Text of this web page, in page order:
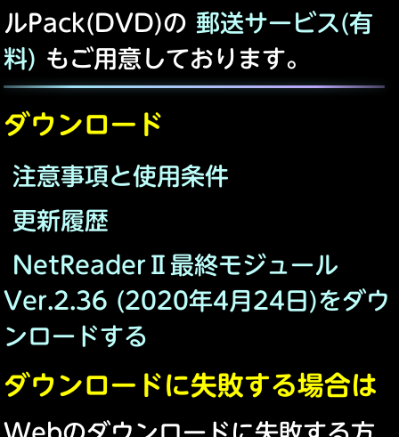
ルPack(DVD)の 郵送サービス(有
料) もご用意しております。
ダウンロード
注意事項と使用条件
更新履歴
NetReaderⅡ最終モジュール
Ver.2.36 (2020年4月24日)をダウ
ンロードする
ダウンロードに失敗する場合は
Webのダウンロードに失敗する方